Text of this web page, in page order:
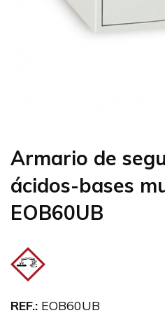
Armario de
ácidos-bases
EOB60UB
REF.: EOB60UB